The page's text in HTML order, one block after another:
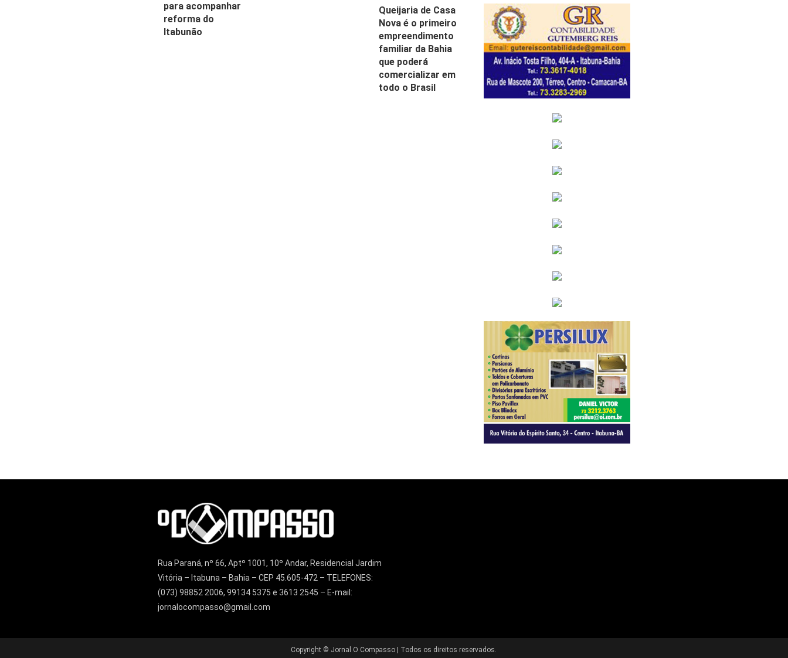
para acompanhar
reforma do
Itabunão
Queijaria de Casa
Nova é o primeiro
empreendimento
familiar da Bahia
que poderá
comercializar em
todo o Brasil
Rua Paraná, nº 66, Aptº 1001, 10º Andar, Residencial Jardim
Vitória – Itabuna – Bahia – CEP 45.605-472 – TELEFONES:
(073) 98852 2006, 99134 5375 e 3613 2545 – E-mail:
jornalocompasso@gmail.com
Copyright © Jornal O Compasso | Todos os direitos reservados.